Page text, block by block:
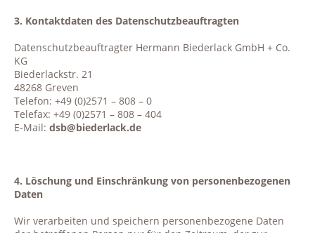
3. Kontaktdaten des Datenschutzbeauftragten
Datenschutzbeauftragter Hermann Biederlack GmbH + Co.
KG
Biederlackstr. 21
48268 Greven
Telefon: +49 (0)2571 – 808 – 0
Telefax: +49 (0)2571 – 808 – 404
E-Mail: dsb@biederlack.de
4. Löschung und Einschränkung von personenbezogenen
Daten
Wir verarbeiten und speichern personenbezogene Daten